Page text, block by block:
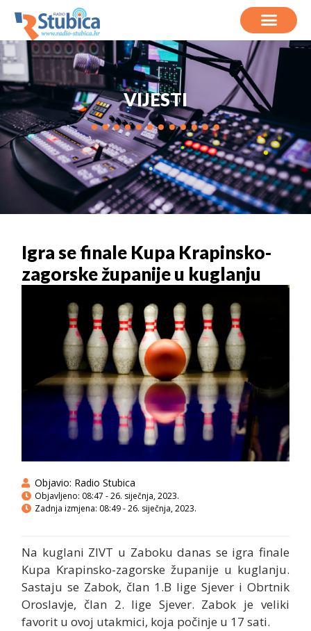
VIJESTI
Igra se finale Kupa Krapinsko-
zagorske županije u kuglanju
Objavio: Radio Stubica
Objavljeno: 08:47 - 26. siječnja, 2023.
Zadnja izmjena: 08:49 - 26. siječnja, 2023.
Na kuglani ZIVT u Zaboku danas se igra finale
Kupa Krapinsko-zagorske županije u kuglanju.
Sastaju se Zabok, član 1.B lige Sjever i Obrtnik
Oroslavje, član 2. lige Sjever. Zabok je veliki
favorit u ovoj utakmici, koja počinje u 17 sati.